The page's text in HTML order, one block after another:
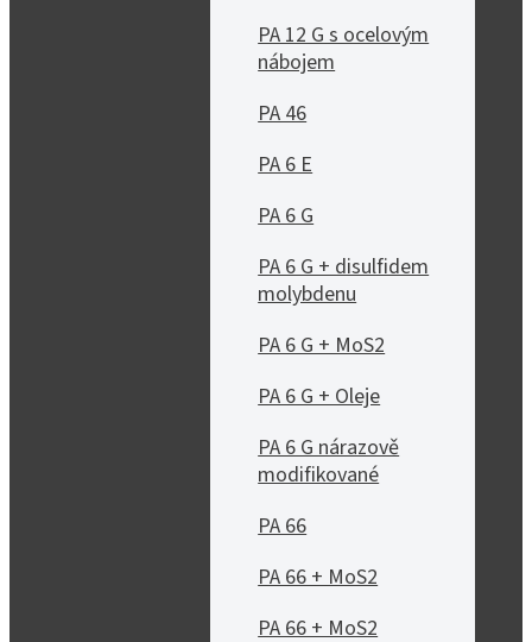
PA 12 G s ocelovým
nábojem
PA 46
PA 6 E
PA 6 G
PA 6 G + disulfidem
molybdenu
PA 6 G + MoS2
PA 6 G + Oleje
PA 6 G nárazově
modifikované
PA 66
PA 66 + MoS2
PA 66 + MoS2